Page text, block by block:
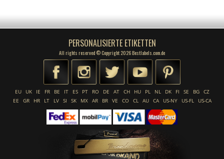
PERSONALISIERTE ETIKETTEN
All rights reserved © Copyright 2026 Bestlabels.com.de
EU UK IE FR BE IT ES PT RO DE AT CH HU PL NL DK FI SE BG
CZ
EE
GR HR LT LV SI SK MX AR BR VE CO CL AU CA US-NY US-FL US-CA